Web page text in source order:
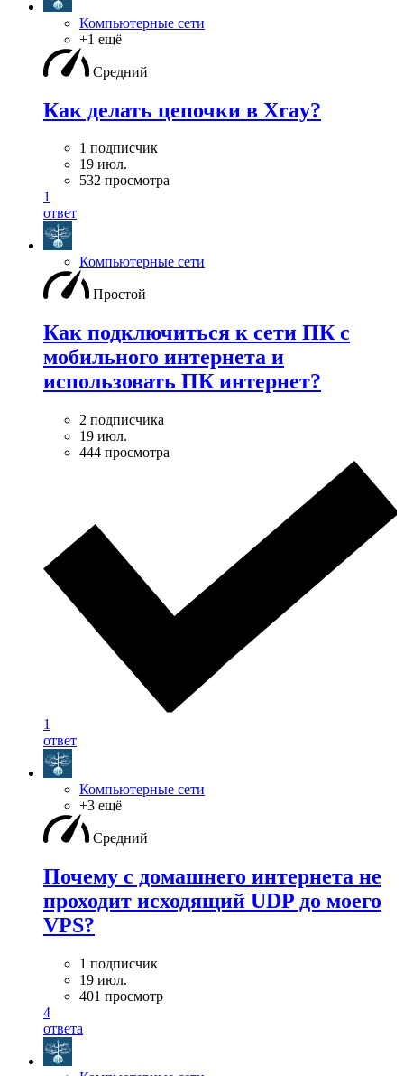
Компьютерные сети
+1 ещё
Средний
Как делать цепочки в Xray?
1 подписчик
19 июл.
532 просмотра
1
ответ
Компьютерные сети
Простой
Как подключиться к сети ПК с
мобильного интернета и
использовать ПК интернет?
2 подписчика
19 июл.
444 просмотра
1
ответ
Компьютерные сети
+3 ещё
Средний
Почему с домашнего интернета не
проходит исходящий UDP до моего
VPS?
1 подписчик
19 июл.
401 просмотр
4
ответа